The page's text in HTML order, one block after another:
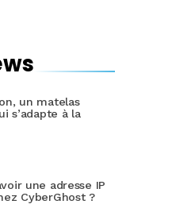
un matelas
s’adapte à la
une adresse IP
CyberGhost ?